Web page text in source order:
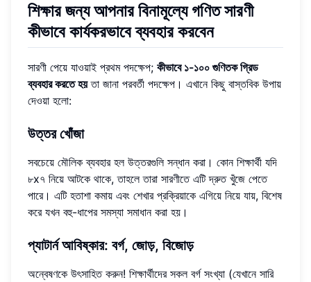
শিক্ষার জন্য আপনার বিনামূল্যে গণিত সারণী
কীভাবে কার্যকরভাবে ব্যবহার করবেন
সারণী পেয়ে যাওয়াই প্রথম পদক্ষেপ; কীভাবে ১-১০০ গুণিতক গ্রিড
ব্যবহার করতে হয়তা জানা পরবর্তী পদক্ষেপ। এখানে কিছু বাস্তবিক উপায়
দেওয়া হলো:
উত্তর খোঁজা
সবচেয়ে মৌলিক ব্যবহার হল উত্তরগুলি সন্ধান করা। কোন শিক্ষার্থী যদি
৮x৭ নিয়ে আটকে থাকে, তাহলে তারা সারণীতে এটি দ্রুত খুঁজে পেতে
পারে। এটি হতাশা কমায় এবং শেখার প্রক্রিয়াকে এগিয়ে নিয়ে যায়, বিশেষ
করে যখন বহু-ধাপের সমস্যা সমাধান করা হয়।
প্যাটার্ন আবিষ্কার: বর্গ, জোড়, বিজোড়
অন্বেষণকে উৎসাহিত করুন! শিক্ষার্থীদের সকল বর্গ সংখ্যা (যেখানে সারি